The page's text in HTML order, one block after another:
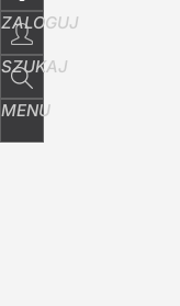
ZALOGUJ
SZUKAJ
MENU